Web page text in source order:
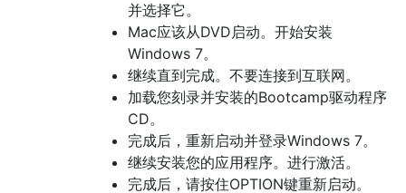
并选择它。
Mac应该从DVD启动。开始安装
Windows 7。
继续直到完成。不要连接到互联网。
加载您刻录并安装的Bootcamp驱动程序
CD。
完成后，重新启动并登录Windows 7。
继续安装您的应用程序。进行激活。
完成后，请按住OPTION键重新启动。